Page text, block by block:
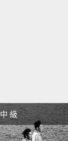
中 級